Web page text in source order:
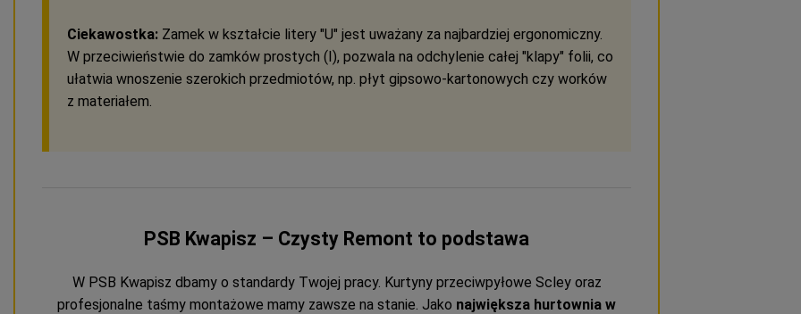
Ciekawostka: Zamek w kształcie litery "U" jest uważany za najbardziej ergonomiczny.
W przeciwieństwie do zamków prostych (I), pozwala na odchylenie całej "klapy" folii, co
ułatwia wnoszenie szerokich przedmiotów, np. płyt gipsowo-kartonowych czy worków
z materiałem.
PSB Kwapisz – Czysty Remont to podstawa
W PSB Kwapisz dbamy o standardy Twojej pracy. Kurtyny przeciwpyłowe Scley oraz
profesjonalne taśmy montażowe mamy zawsze na stanie. Jako największa hurtownia w